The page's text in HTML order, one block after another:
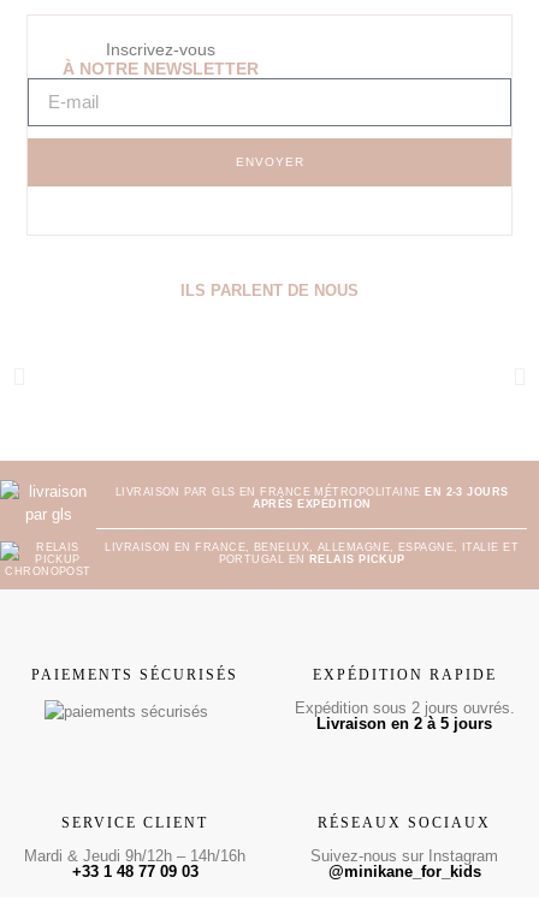
Inscrivez-vous
À NOTRE NEWSLETTER
ENVOYER
ILS PARLENT DE NOUS
LIVRAISON PAR GLS EN FRANCE MÉTROPOLITAINE EN 2-3 JOURS
APRÈS EXPÉDITION
LIVRAISON EN FRANCE, BENELUX, ALLEMAGNE, ESPAGNE, ITALIE ET
PORTUGAL EN
RELAIS PICKUP
PAIEMENTS SÉCURISÉS EXPÉDITION RAPIDE
Expédition sous 2 jours ouvrés.
Livraison en 2 à 5 jours
SERVICE CLIENT
Mardi & Jeudi 9h/12h – 14h/16h
+33 1 48 77 09 03
RÉSEAUX SOCIAUX
Suivez-nous sur Instagram
@minikane_for_kids